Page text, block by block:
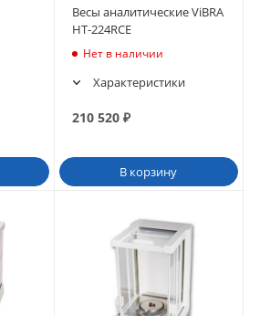
Весы аналитические ViBRA
HT-224RCE
Нет в наличии
Характеристики
210 520₽
В корзину